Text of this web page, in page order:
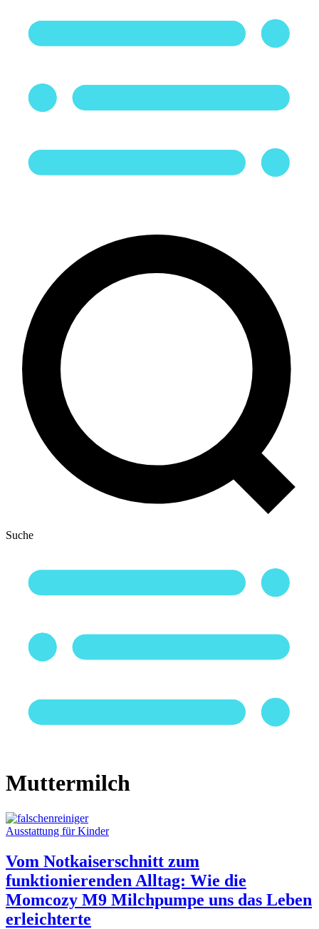
Suche
Muttermilch
Ausstattung für Kinder
Vom Notkaiserschnitt zum
funktionierenden Alltag: Wie die
Momcozy M9 Milchpumpe uns das Leben
erleichterte